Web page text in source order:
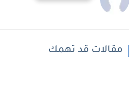
مقالات قد تهمك